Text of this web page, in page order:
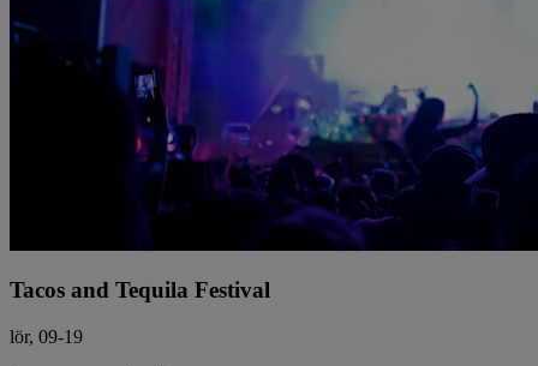
Tacos and Tequila Festival
lör, 09-19